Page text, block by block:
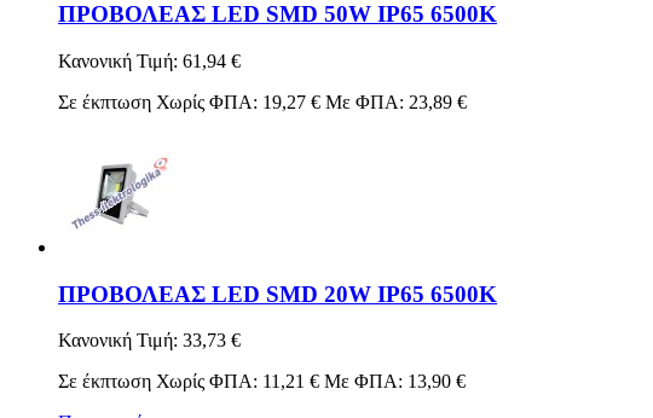
ΠΡΟΒΟΛΕΑΣ LED SMD 50W IP65 6500K
Κανονική Τιμή: 61,94 €
Σε έκπτωση Χωρίς ΦΠΑ: 19,27 € Με ΦΠΑ: 23,89 €
ΠΡΟΒΟΛΕΑΣ LED SMD 20W IP65 6500K
Κανονική Τιμή: 33,73 €
Σε έκπτωση Χωρίς ΦΠΑ: 11,21 € Με ΦΠΑ: 13,90 €